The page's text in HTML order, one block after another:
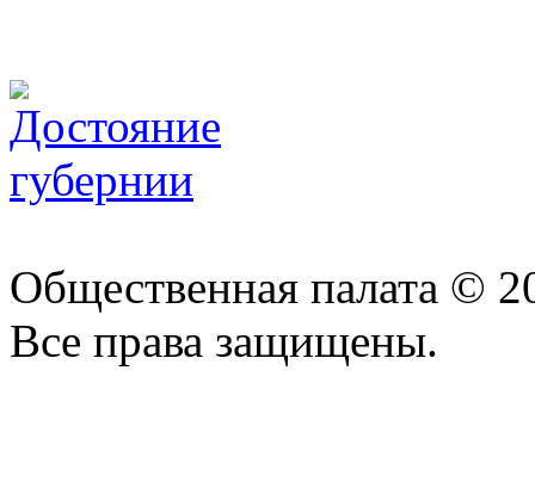
Общественная палата ©
Все права защищены.